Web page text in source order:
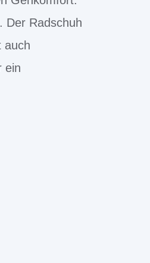
Der Radschuh
auch
ein